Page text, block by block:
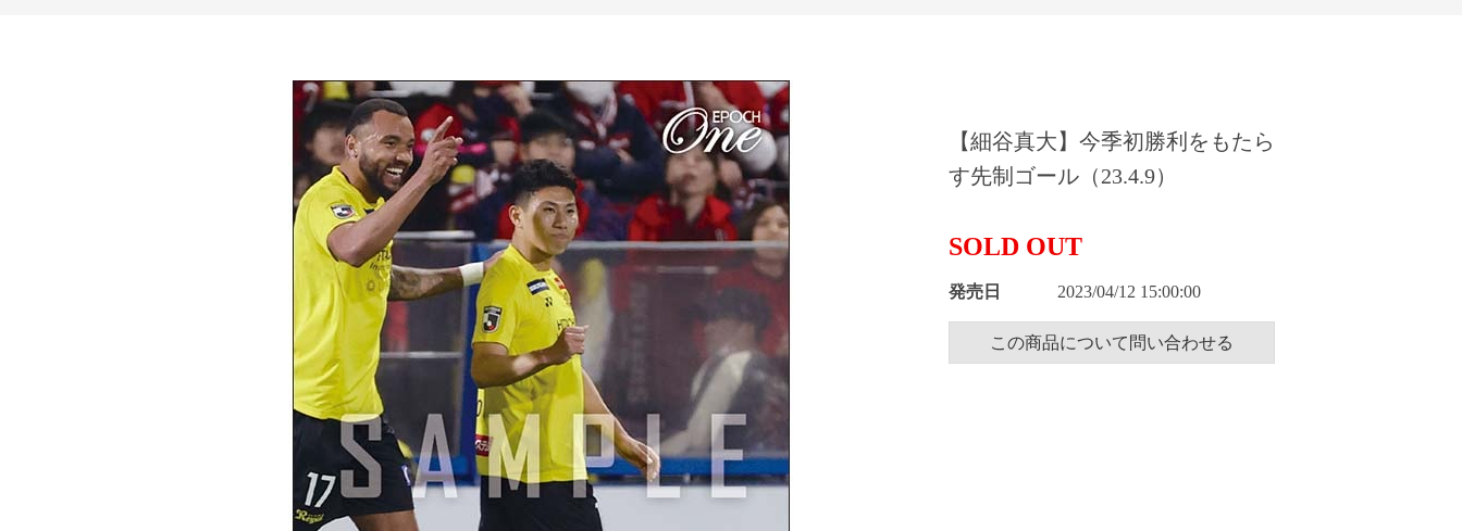
【細谷真大】今季初勝利をもたら
す先制ゴール（23.4.9）
SOLD OUT
発売日 2023/04/12 15:00:00
この商品について問い合わせる